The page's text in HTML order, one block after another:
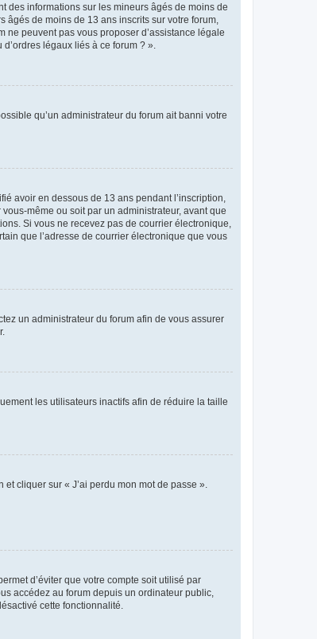
des informations sur les mineurs âgés de moins de
de moins de 13 ans inscrits sur votre forum,
peuvent pas vous proposer d’assistance légale
légaux liés à ce forum ? ».
qu’un administrateur du forum ait banni votre
avoir en dessous de 13 ans pendant l’inscription,
même ou soit par un administrateur, avant que
Si vous ne recevez pas de courrier électronique,
que l’adresse de courrier électronique que vous
un administrateur du forum afin de vous assurer
les utilisateurs inactifs afin de réduire la taille
cliquer sur « J’ai perdu mon mot de passe ».
d’éviter que votre compte soit utilisé par
accédez au forum depuis un ordinateur public,
cette fonctionnalité.